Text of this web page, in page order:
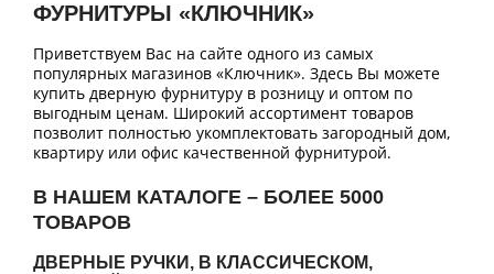
ФУРНИТУРЫ «КЛЮЧНИК»
Приветствуем Вас на сайте одного из самых
популярных магазинов «Ключник». Здесь Вы можете
купить дверную фурнитуру в розницу и оптом по
выгодным ценам. Широкий ассортимент товаров
позволит полностью укомплектовать загородный дом,
квартиру или офис качественной фурнитурой.
В НАШЕМ КАТАЛОГЕ – БОЛЕЕ 5000
ТОВАРОВ
ДВЕРНЫЕ РУЧКИ, В КЛАССИЧЕСКОМ,